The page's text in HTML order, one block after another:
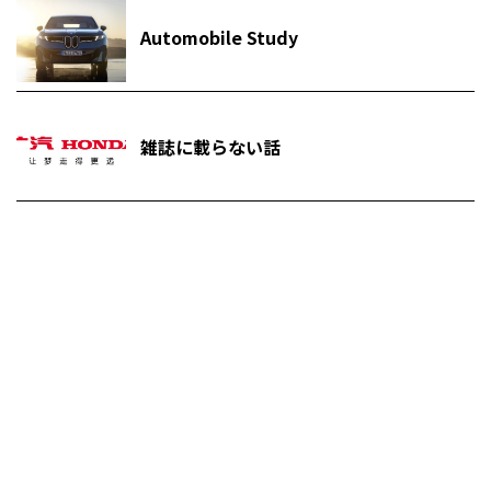
Automobile Study
雑誌に載らない話